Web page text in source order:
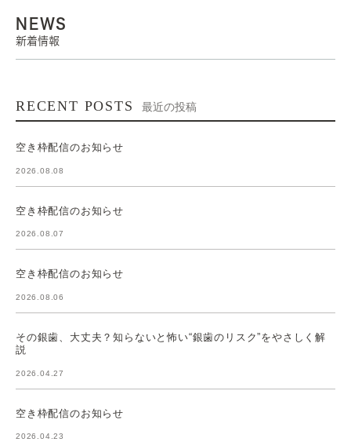
NEWS
新着情報
RECENT POSTS 最近の投稿
空き枠配信のお知らせ
2026.08.08
空き枠配信のお知らせ
2026.08.07
空き枠配信のお知らせ
2026.08.06
その銀歯、大丈夫？知らないと怖い“銀歯のリスク”をやさしく解
説
2026.04.27
空き枠配信のお知らせ
2026.04.23